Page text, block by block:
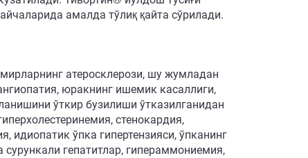
амалда тўлиқ қайта сўрилади.
атеросклерози, шу жумладан
юракнинг ишемик касаллиги,
ўткир бузилиши ўтказилганидан
стенокардия,
идиопатик ўпка гипертензияси, ўпканинг
сурункали гепатитлар, гипераммониемия,